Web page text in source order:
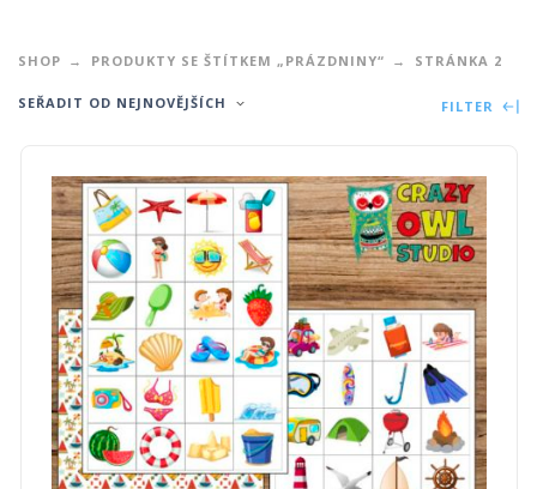
SHOP PRODUKTY SE ŠTÍTKEM „PRÁZDNINY“ STRÁNKA 2
SEŘADIT OD NEJNOVĚJŠÍCH FILTER